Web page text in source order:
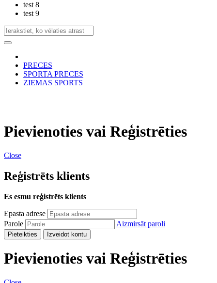
test 8
test 9
PRECES
SPORTA PRECES
ZIEMAS SPORTS
Pievienoties vai Reģistrēties
Close
Reģistrēts klients
Es esmu reģistrēts klients
Epasta adrese
Parole
Aizmirsāt paroli
Pieteikties Izveidot kontu
Pievienoties vai Reģistrēties